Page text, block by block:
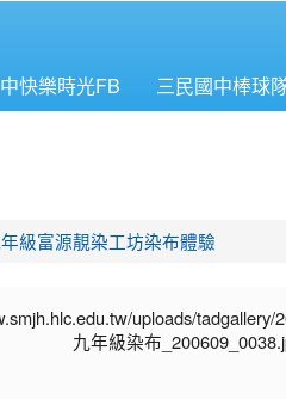
快樂時光FB 三民國中棒球
級富源靚染工坊染布體驗